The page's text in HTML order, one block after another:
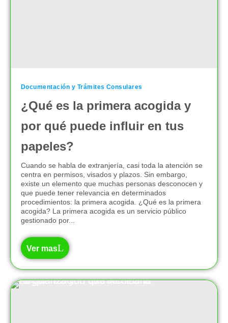
Documentación y Trámites Consulares
¿Qué es la primera acogida y
por qué puede influir en tus
papeles?
Cuando se habla de extranjería, casi toda la atención se
centra en permisos, visados y plazos. Sin embargo,
existe un elemento que muchas personas desconocen y
que puede tener relevancia en determinados
procedimientos: la primera acogida. ¿Qué es la primera
acogida? La primera acogida es un servicio público
gestionado por...
Ver mas